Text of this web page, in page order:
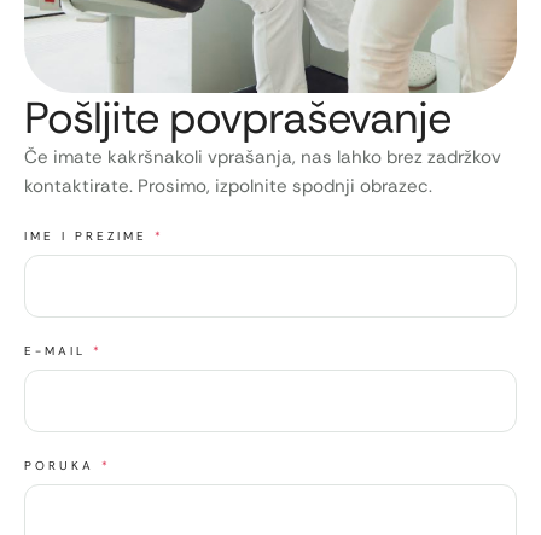
Pošljite povpraševanje
Če imate kakršnakoli vprašanja, nas lahko brez zadržkov
kontaktirate. Prosimo, izpolnite spodnji obrazec.
IME I PREZIME *
E-MAIL *
PORUKA *